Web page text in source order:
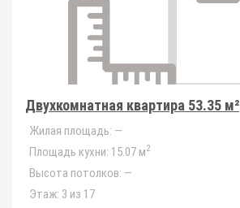
Двухкомнатная квартира 53.35 м²
Жилая площадь: —
Площадь кухни: 15.07 м2
Высота потолков: —
Этаж: 3 из 17